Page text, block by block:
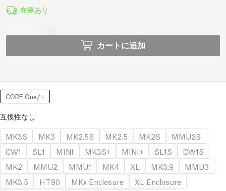
在庫あり
カートに追加
CORE One/+
互換性なし
MK3S
MK3 MK2.5S MK2.5 MK2S
MMU2S
CW1
SL1 MINI MK3S+ MINI+ SL1S
CW1S
MK2
MMU2 MMU1 MK4 XL MK3.9
MMU3
MK3.5
HT90 MKx Enclosure
XL Enclosure